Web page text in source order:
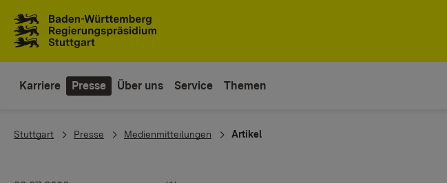
Karriere Presse Über uns Service Themen
You are here:
Stuttgart Presse Medienmitteilungen Artikel